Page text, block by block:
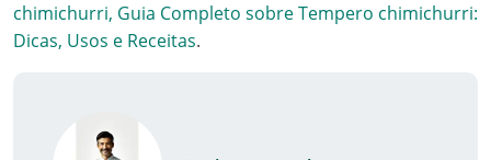
chimichurri, Guia Completo sobre Tempero chimichurri:
Dicas, Usos e Receitas.